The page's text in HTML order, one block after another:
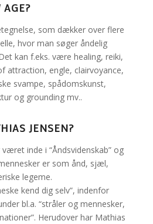
AGE?
som dækker over flere
hvor man søger åndelig
kan f.eks. være healing, reiki,
attraction, engle, clairvoyance,
svampe, spådomskunst,
og grounding mv..
JENSEN?
inde i “Åndsvidenskab” og
er som ånd, sjæl,
legeme.
kend dig selv”, indenfor
bl.a. “stråler og mennesker,
Herudover har Mathias